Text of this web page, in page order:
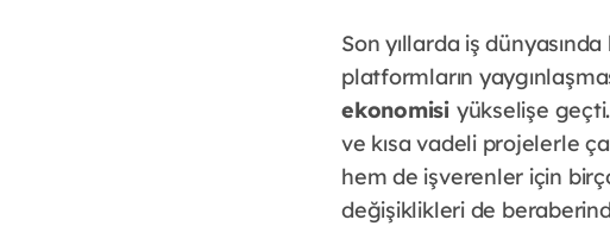
Son yıllarda iş
platformların
ekonomisi yükselişe
ve kısa vadeli projelerle
hem de işverenler için
değişiklikleri de